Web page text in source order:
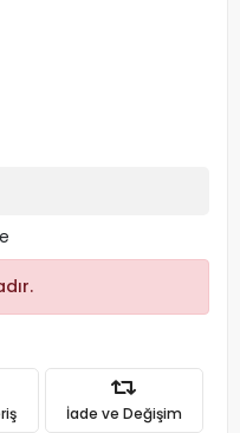
İade ve Değişim